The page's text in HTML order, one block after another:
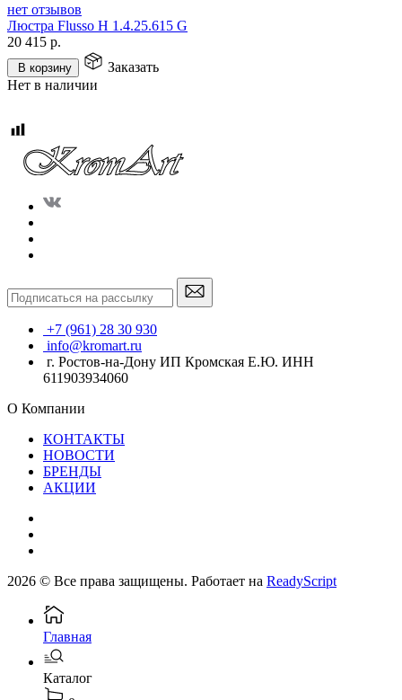
нет отзывов
Люстра Flusso H 1.4.25.615 G
20 415 р.
В корзину
Заказать
Нет в наличии
+7 (961) 28 30 930
info@kromart.ru
г. Ростов-на-Дону ИП Кромская Е.Ю. ИНН
611903934060
О Компании
КОНТАКТЫ
НОВОСТИ
БРЕНДЫ
АКЦИИ
2026 © Все права защищены. Работает на ReadyScript
Главная
Каталог